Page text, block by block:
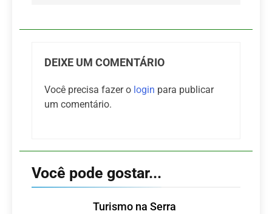
DEIXE UM COMENTÁRIO
Você precisa fazer o login para publicar
um comentário.
Você pode gostar...
Turismo na Serra